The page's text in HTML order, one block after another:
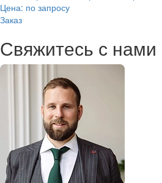
Цена: по запросу
Заказ
Свяжитесь с нами